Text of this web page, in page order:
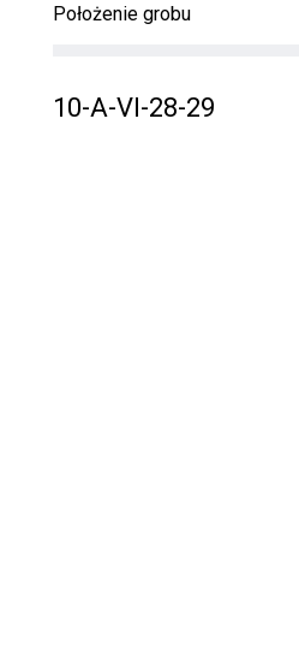
Położenie grobu
10-A-VI-28-29